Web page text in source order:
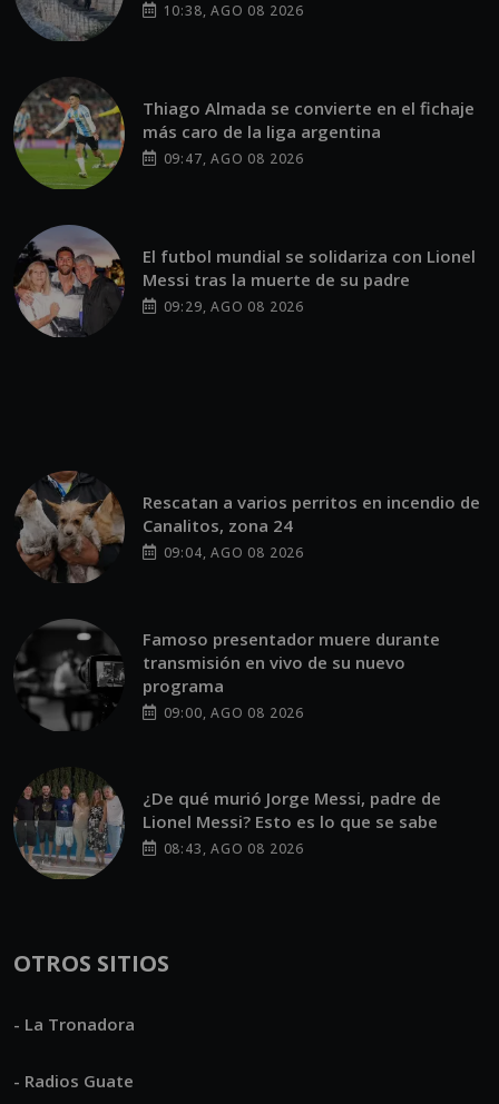
10:38, AGO 08 2026
Thiago Almada se convierte en el fichaje
más caro de la liga argentina
09:47, AGO 08 2026
El futbol mundial se solidariza con Lionel
Messi tras la muerte de su padre
09:29, AGO 08 2026
Rescatan a varios perritos en incendio de
Canalitos, zona 24
09:04, AGO 08 2026
Famoso presentador muere durante
transmisión en vivo de su nuevo
programa
09:00, AGO 08 2026
¿De qué murió Jorge Messi, padre de
Lionel Messi? Esto es lo que se sabe
08:43, AGO 08 2026
OTROS SITIOS
- La Tronadora
- Radios Guate